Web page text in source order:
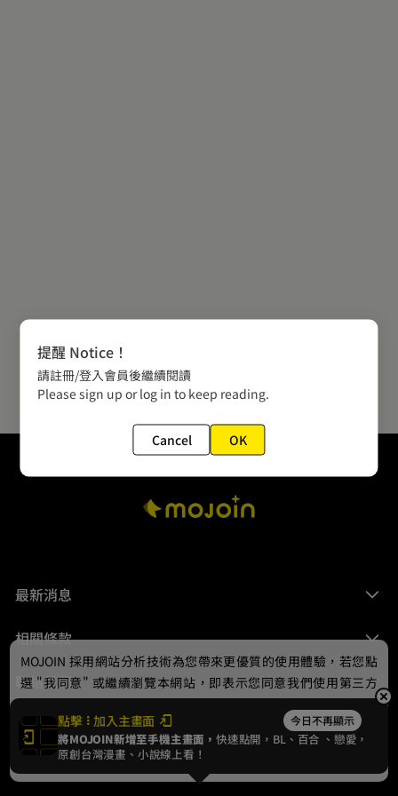
最新消息
相關條款
聯絡我們
© 2024 gamania Digital Entertainment Co., Ltd.
點擊 加入主畫面 今日不再顯示
將MOJOIN新增至手機主畫面，快速點開，BL、 百合 、戀愛，
原創台灣漫畫、小說線上看！
MOJOIN 採用網站分析技術為您帶來更優質的使用體驗，若您點
選 "我同意" 或繼續瀏覽本網站，即表示您同意我們使用第三方
Cookie，欲瞭解更多資訊請見隱私權政策。
我同意
提醒 Notice！
請註冊/登入會員後繼續閱讀
Please sign up or log in to keep reading.
Cancel OK